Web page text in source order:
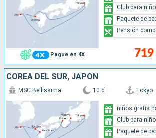
Pague en 4X 719
Club para
Paquete de
Pensión
COREA DEL SUR, JAPÓN
MSC Bellissima 10 d Tokyo
niños gratis
Club para
Paquete de